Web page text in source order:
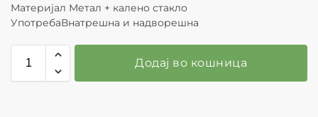
Материјал Метал + калено стакло
УпотребаВнатрешна и надворешна
Додај во кошница